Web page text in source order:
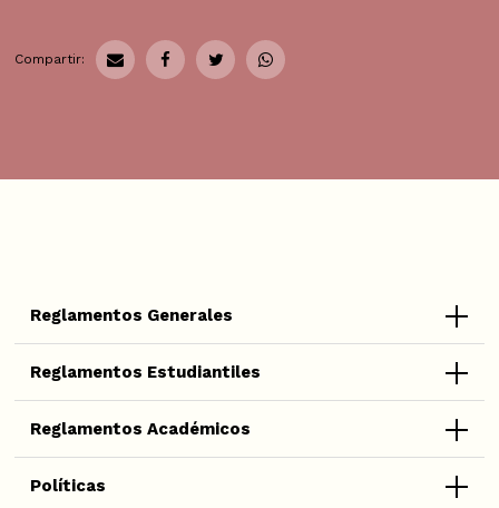
Compartir:
Reglamentos Generales
Reglamentos Estudiantiles
Reglamentos Académicos
Políticas